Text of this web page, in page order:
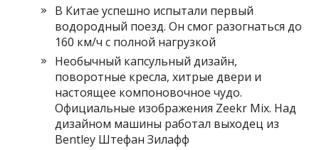
В Китае успешно испытали первый
водородный поезд. Он смог разогнаться до
160 км/ч с полной нагрузкой
Необычный капсульный дизайн,
поворотные кресла, хитрые двери и
настоящее компоновочное чудо.
Официальные изображения Zeekr Mix. Над
дизайном машины работал выходец из
Bentley Штефан Зилафф